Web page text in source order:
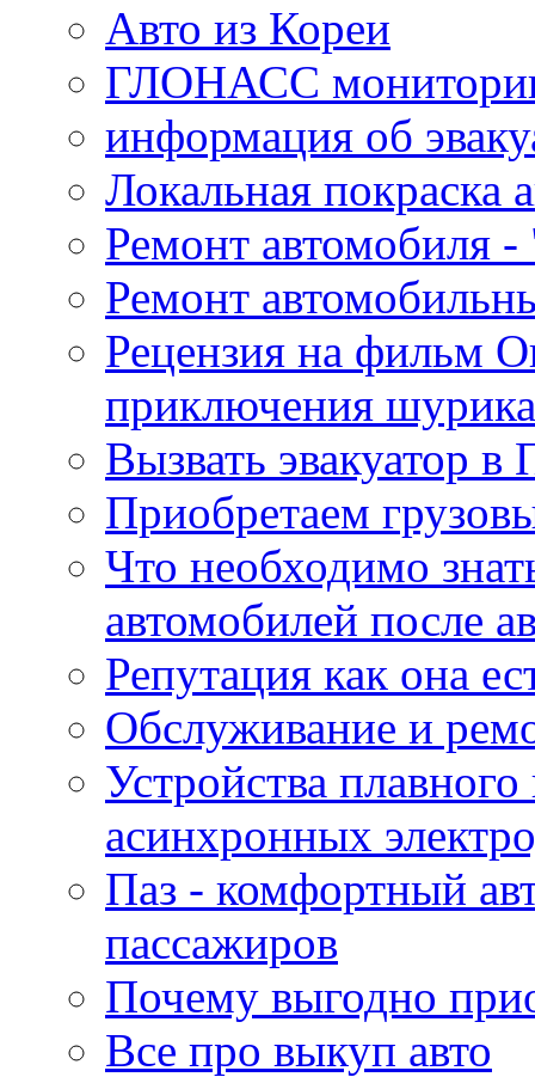
Авто из Кореи
ГЛОНАСС
информация об
Локальная покраска
Ремонт автомобиля -
Ремонт
Рецензия на фильм
приключения шурика
Вызвать эвакуатор в
Приобретаем
Что необходимо
автомобилей после
Репутация как она
Обслуживание и
Устройства
асинхронных
Паз - комфортный
пассажиров
Почему выгодно
Все про выкуп авто